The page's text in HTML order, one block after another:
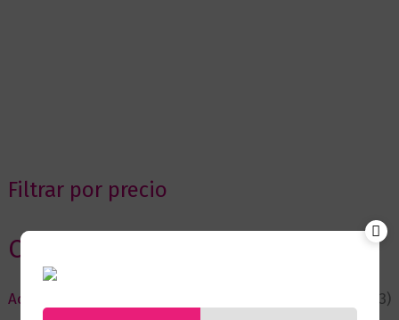
Filtrar por precio
Categorias
Actualidad
(53)